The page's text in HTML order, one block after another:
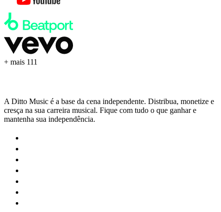
+ mais 111
A Ditto Music é a base da cena independente. Distribua, monetize e
cresça na sua carreira musical. Fique com tudo o que ganhar e
mantenha sua independência.